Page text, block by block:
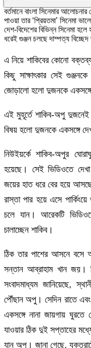
বর্তমানে বাংলা সিনেমার
পাওয়া তার ‘প্রিয়তমা’ সিনেমা
দেশ-বিদেশের বিভিন্ন সিনেমা
ধরেই গুঞ্জন চলছে দাম্পত্য
এ নিয়ে শাকিবের কোনো
কিছু সাক্ষাৎকার সেই
জোড়ালো হলো দুজনকে
এই মুহূর্তে শাকিব-অপু দুজনেই
বিষয় হলো দুজনকে একসঙ্গে
নিউইয়র্কে শাকিব-অপুর
হয়েছে। সেই ভিডিওতে
জয়ের হাত ধরে বের হয়ে
রাস্তা পার হয়ে এসে
চলে যান। আরেকটি
চালাচ্ছেন শাকিব।
ঠিক তার পাশের আসনে
সন্তান আব্রাহাম খান জয়।
সংবাদমাধ্যম জানিয়েছে,
পৌঁছান অপু। সেদিন রাতে
একসঙ্গে নানা জায়গায়
যাওয়ার ঠিক দুই সপ্তাহের
যান অপু। জানা গেছে,